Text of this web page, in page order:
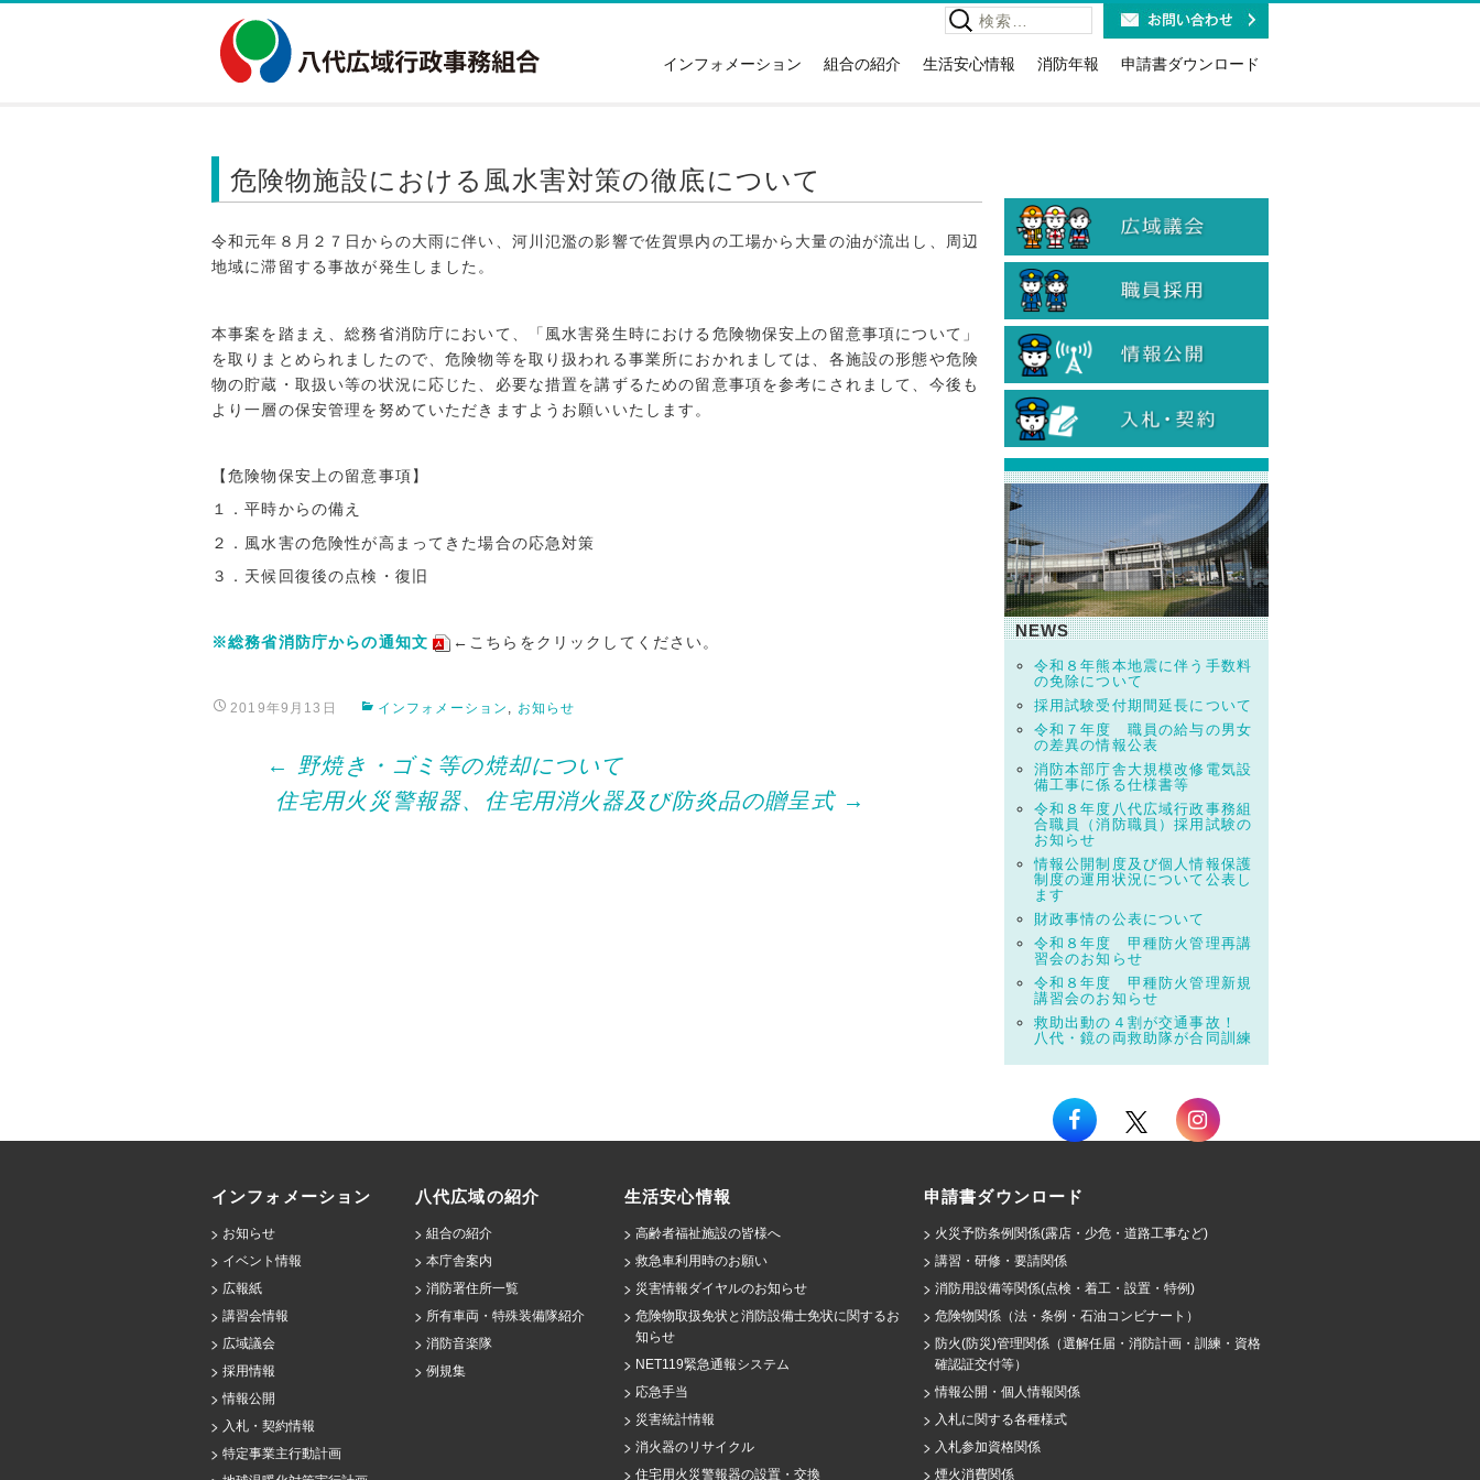
インフォメーション
講習会情報
採用情報
特定事業主行動計画
地球温暖化対策実行計画
組合の紹介
例規集
生活安心情報
関するお知らせ
NET119緊急通報システム
消火器のリサイクル
住宅用火災警報器の設置・交換
ホテル・旅館等に対する表示制度
ガソリン等の適切な取扱について
違反対象物の公表制度
訪日外国人のための救急車利用ガイ
消防年報 申請書ダウンロード
危険物関係（法・条例・石油コンビ
計画・訓練・資格確認証交付等）
情報公開・個人情報関係
入札に関する各種様式
入札参加資格関係
煙火消費関係
患者等搬送事業者関係
検
索:
危険物施設における風水害対策の徹底について
令和元年８月２７日からの大雨に伴い、河川氾濫の影響で佐賀県内の工場から大量の油が流出し、周辺
地域に滞留する事故が発生しました。
本事案を踏まえ、総務省消防庁において、「風水害発生時における危険物保安上の留意事項について」
を取りまとめられましたので、危険物等を取り扱われる事業所におかれましては、各施設の形態や危険
物の貯蔵・取扱い等の状況に応じた、必要な措置を講ずるための留意事項を参考にされまして、今後も
より一層の保安管理を努めていただきますようお願いいたします。
【危険物保安上の留意事項】
１．平時からの備え
２．風水害の危険性が高まってきた場合の応急対策
３．天候回復後の点検・復旧
※総務省消防庁からの通知文 ←こちらをクリックしてください。
2019年9月13日 インフォメーション お知らせ
←
野焼き・ゴミ等の焼却について
住宅用火災警報器、住宅用消火器及び防炎品の贈呈式 →
NEWS
令和８年熊本地震に伴う手数料
の免除について
採用試験受付期間延長について
令和７年度 職員の給与の男女
の差異の情報公表
消防本部庁舎大規模改修電気設
備工事に係る仕様書等
令和８年度八代広域行政事務組
合職員（消防職員）採用試験の
お知らせ
情報公開制度及び個人情報保護
制度の運用状況について公表し
ます
財政事情の公表について
令和８年度 甲種防火管理再講
習会のお知らせ
令和８年度 甲種防火管理新規
講習会のお知らせ
救助出動の４割が交通事故！
八代・鏡の両救助隊が合同訓練
インフォメーション
お知らせ
イベント情報
広報紙
講習会情報
広域議会
採用情報
情報公開
入札・契約情報
特定事業主行動計画
八代広域の紹介
組合の紹介
本庁舎案内
消防署住所一覧
所有車両・特殊装備隊紹介
消防音楽隊
例規集
生活安心情報
高齢者福祉施設の皆様へ
救急車利用時のお願い
災害情報ダイヤルのお知らせ
危険物取扱免状と消防設備士免状に関するお
知らせ
NET119緊急通報システム
応急手当
災害統計情報
消火器のリサイクル
住宅用火災警報器の設置・交換
申請書ダウンロード
火災予防条例関係(露店・少危・道路工事など)
講習・研修・要請関係
消防用設備等関係(点検・着工・設置・特例)
危険物関係（法・条例・石油コンビナート）
防火(防災)管理関係（選解任届・消防計画・訓練・資格
確認証交付等）
情報公開・個人情報関係
入札に関する各種様式
入札参加資格関係
煙火消費関係